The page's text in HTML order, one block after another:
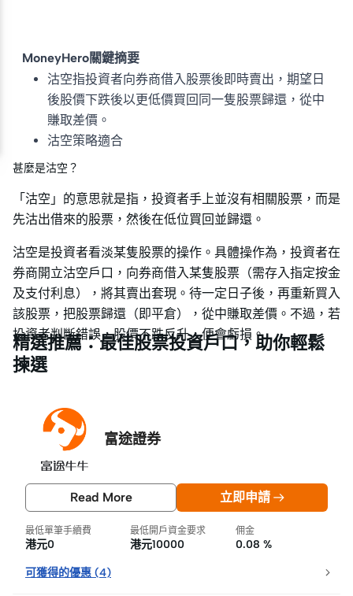
MoneyHero關鍵摘要
沽空指投資者向券商借入股票後即時賣出，期望日
後股價下跌後以更低價買回同一隻股票歸還，從中
賺取差價。
沽空策略適合
甚麼是沽空？
「沽空」的意思就是指，投資者手上並沒有相關股票，而是
先沽出借來的股票，然後在低位買回並歸還。
沽空是投資者看淡某隻股票的操作。具體操作為，投資者在
券商開立沽空戶口，向券商借入某隻股票（需存入指定按金
及支付利息），將其賣出套現。待一定日子後，再重新買入
該股票，把股票歸還（即平倉），從中賺取差價。不過，若
投資者判斷錯誤，股價不跌反升，便會虧損。
精選推薦：最佳股票投資戶口，助你輕鬆
揀選
富途證券
Read More 立即申請
最低單筆手續費
港元0
最低開戶資金要求
港元10000
佣金
0.08 %
可獲得的優惠 (4)